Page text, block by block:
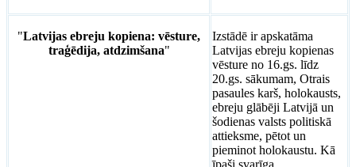
"Latvijas ebreju kopiena: vēsture,
traģēdija, atdzimšana"
Izstādē ir apskatāma
Latvijas ebreju kopienas
vēsture no 16.gs. līdz
20.gs. sākumam, Otrais
pasaules karš, holokausts,
ebreju glābēji Latvijā un
šodienas valsts politiskā
attieksme, pētot un
pieminot holokaustu. Kā
īpaši svarīga